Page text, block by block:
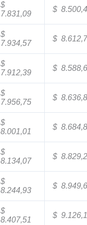
$
7.831,09
$
$
7.934,57
$
$
7.912,39
$
$
7.956,75
$
$
8.001,01
$
$
8.134,07
$
$
8.244,93
$
$
8.407,51
$